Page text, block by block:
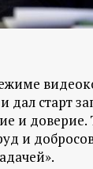
дал старт
и
и